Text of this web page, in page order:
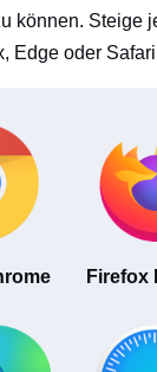
können. Steige
Edge oder
Firefox